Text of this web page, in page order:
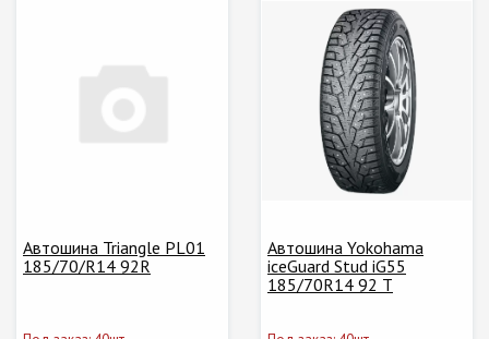
Автошина Triangle PL01
185/70/R14 92R
Автошина Yokohama
iceGuard Stud iG55
185/70R14 92 T